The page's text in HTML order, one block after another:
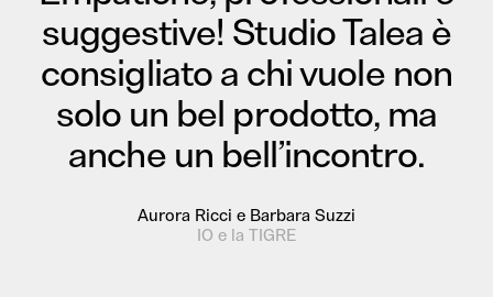
suggestive! Studio Talea è
consigliato a chi vuole non
solo un bel prodotto, ma
anche un bell’incontro.
Aurora Ricci e Barbara Suzzi
IO e la TIGRE